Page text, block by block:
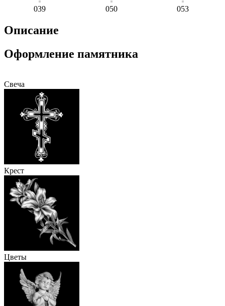
039 050 053
Описание
Оформление памятника
Свеча
Крест
Цветы